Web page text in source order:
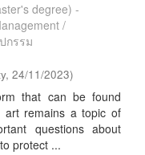
degree) -
/
กรรม
, 24/11/2023)
that can be found
art remains a topic of
questions about
protect ...